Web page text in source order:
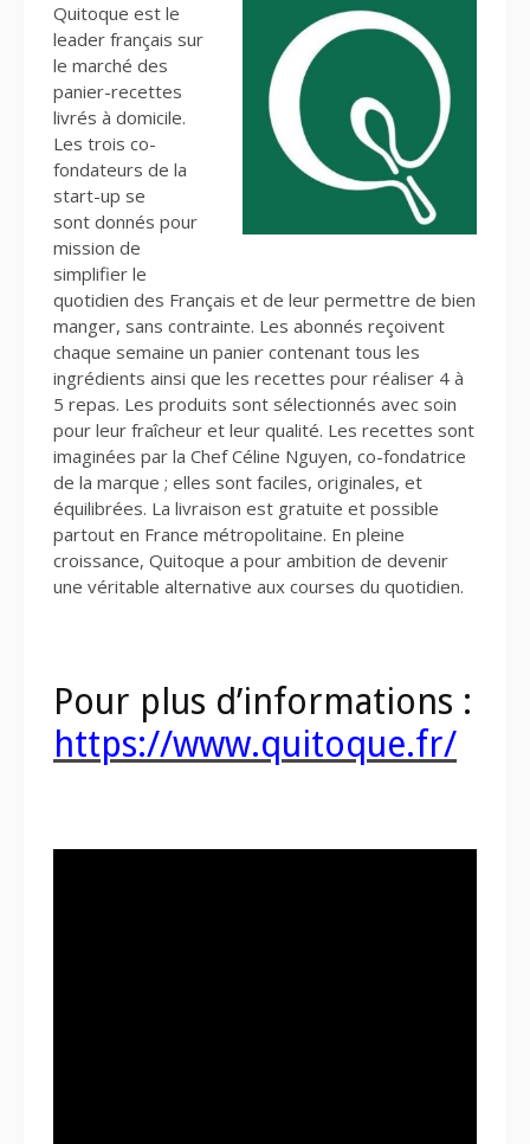
Quitoque est le
leader français sur
le marché des
panier-recettes
livrés à domicile.
Les trois co-
fondateurs de la
start-up se
sont donnés pour
mission de
simplifier le
quotidien des Français et de leur permettre de bien
manger, sans contrainte. Les abonnés reçoivent
chaque semaine un panier contenant tous les
ingrédients ainsi que les recettes pour réaliser 4 à
5 repas. Les produits sont sélectionnés avec soin
pour leur fraîcheur et leur qualité. Les recettes sont
imaginées par la Chef Céline Nguyen, co-fondatrice
de la marque ; elles sont faciles, originales, et
équilibrées. La livraison est gratuite et possible
partout en France métropolitaine. En pleine
croissance, Quitoque a pour ambition de devenir
une véritable alternative aux courses du quotidien.
Pour plus d’informations :
https://www.quitoque.fr/